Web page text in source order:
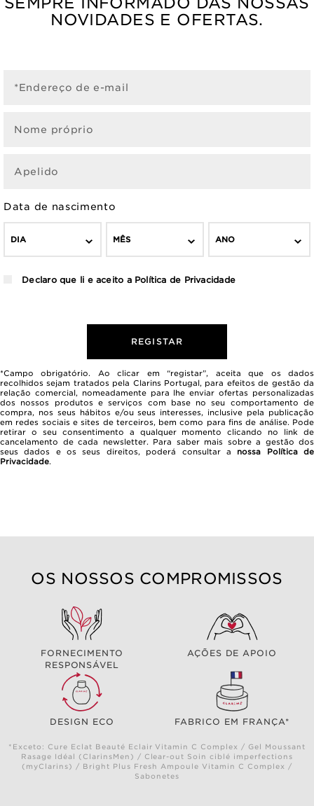
NOVIDADES E OFERTAS.
*Endereço de e-mail
Nome próprio
Apelido
Data de nascimento
DIA MÊS ANO
Declaro que li e aceito a Política de Privacidade
REGISTAR
*Campo obrigatório. Ao clicar em “registar”, aceita que os dados
recolhidos sejam tratados pela Clarins Portugal, para efeitos de gestão da
relação comercial, nomeadamente para lhe enviar ofertas personalizadas
dos nossos produtos e serviços com base no seu comportamento de
compra, nos seus hábitos e/ou seus interesses, inclusive pela publicação
em redes sociais e sites de terceiros, bem como para fins de análise. Pode
retirar o seu consentimento a qualquer momento clicando no link de
cancelamento de cada newsletter. Para saber mais sobre a gestão dos
seus dados e os seus direitos, poderá consultar a nossa Política de
Privacidade.
OS NOSSOS COMPROMISSOS
FORNECIMENTO
RESPONSÁVEL
AÇÕES DE APOIO
DESIGN ECO FABRICO EM FRANÇA*
*Exceto: Cure Eclat Beauté Eclair Vitamin C Complex / Gel Moussant
Rasage Idéal (ClarinsMen) / Clear-out Soin ciblé imperfections
(myClarins) / Bright Plus Fresh Ampoule Vitamin C Complex /
Sabonetes